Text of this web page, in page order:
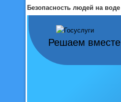
Безопасность людей на воде
Решаем вместе